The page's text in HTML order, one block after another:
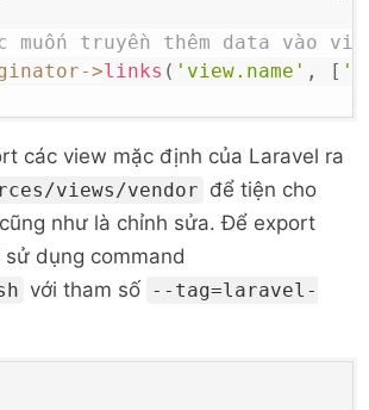
muốn truyền thêm data vào
->links ( 'view.name' , [
các view mặc định của Laravel ra
views/vendor để tiện cho
như là chỉnh sửa. Để export
dụng command
với tham số --tag=laravel-